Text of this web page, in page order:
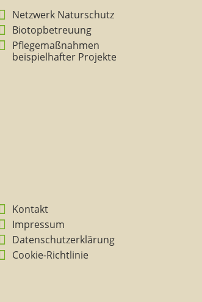
Netzwerk Naturschutz
Biotopbetreuung
Pflegemaßnahmen
beispielhafter Projekte
Kontakt
Impressum
Datenschutzerklärung
Cookie-Richtlinie